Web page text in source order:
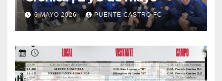
6 MAYO 2026 PUENTE CASTRO FC